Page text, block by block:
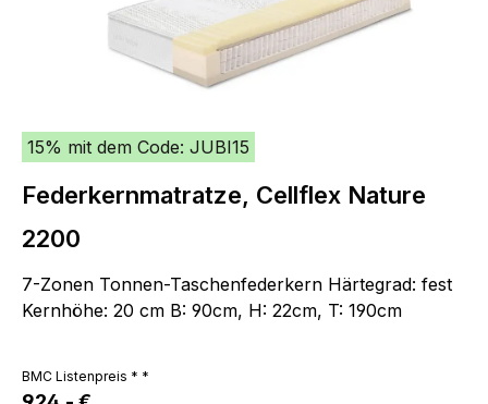
15% mit dem Code: JUBI15
Federkernmatratze, Cellflex Nature
2200
7-Zonen Tonnen-Taschenfederkern Härtegrad: fest
Kernhöhe: 20 cm B: 90cm, H: 22cm, T: 190cm
BMC Listenpreis * *